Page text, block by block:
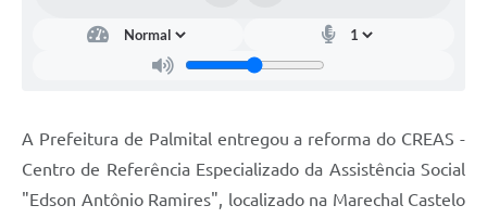
A Prefeitura de Palmital entregou a reforma do CREAS -
Centro de Referência Especializado da Assistência Social
"Edson Antônio Ramires", localizado na Marechal Castelo